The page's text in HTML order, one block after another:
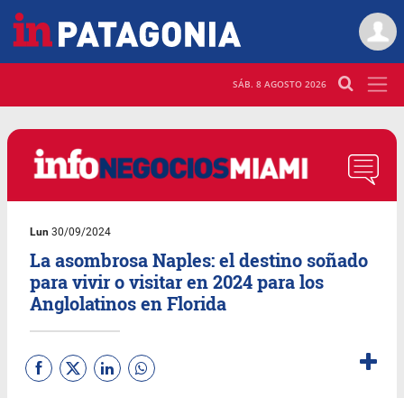
SÁB. 8 AGOSTO 2026
Lun 30/09/2024
La asombrosa Naples: el destino soñado
para vivir o visitar en 2024 para los
Anglolatinos en Florida